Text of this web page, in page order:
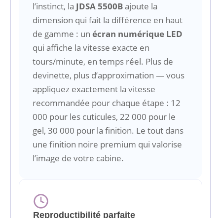
l’instinct, la JDSA 5500Bajoute la
dimension qui fait la différence en haut
de gamme : un écran numérique LED
qui affiche la vitesse exacte en
tours/minute, en temps réel. Plus de
devinette, plus d’approximation — vous
appliquez exactement la vitesse
recommandée pour chaque étape : 12
000 pour les cuticules, 22 000 pour le
gel, 30 000 pour la finition. Le tout dans
une finition noire premium qui valorise
l’image de votre cabine.
Reproductibilité parfaite